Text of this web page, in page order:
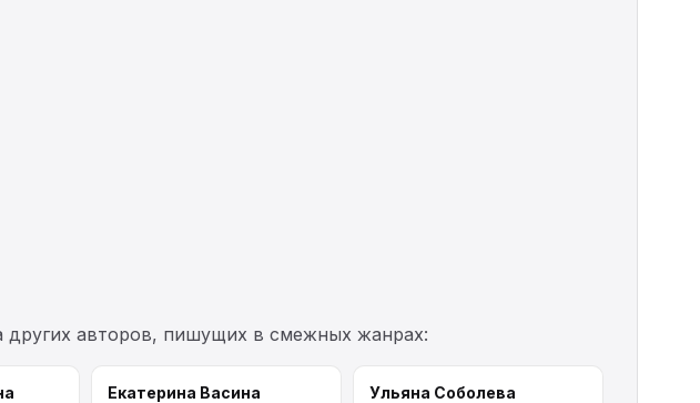
других авторов, пишущих в смежных жанрах:
Екатерина Васина Ульяна Соболева